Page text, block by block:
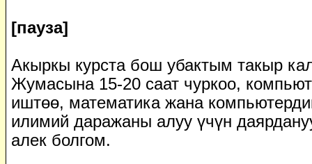
[пауза]
Акыркы курста бош убактым такыр
Жумасына 15-20 саат чуркоо,
иштөө, математика жана
илимий даражаны алуу үчүн
алек болгом.